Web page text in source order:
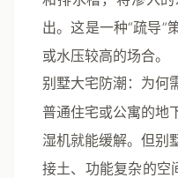
出。这是一种“疏导”
或水压较高的场合。
别墅大宅防潮：为何
普通住宅或公寓的地
湿机就能缓解。但别
接土、功能复杂的空